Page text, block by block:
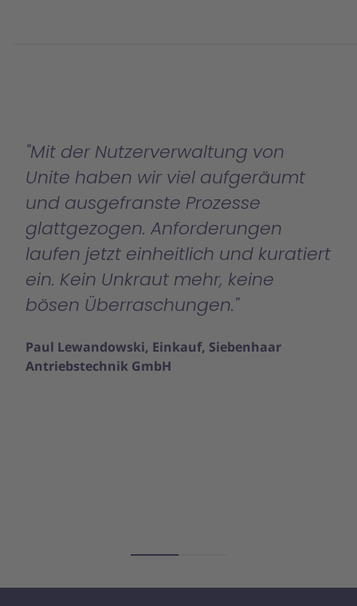
Mit der Nutzerverwaltung von
Unite haben wir viel aufgeräumt
und ausgefranste Prozesse
glattgezogen. Anforderungen
laufen jetzt einheitlich und kuratiert
ein. Kein Unkraut mehr, keine
bösen Überraschungen.
Paul Lewandowski, Einkauf, Siebenhaar
Antriebstechnik GmbH